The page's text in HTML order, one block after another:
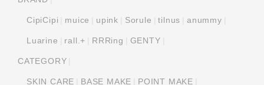
CipiCipi muice upink Sorule tilnus anummy
Luarine rall.+ RRRing GENTY
CATEGORY
SKIN CARE BASE MAKE POINT MAKE